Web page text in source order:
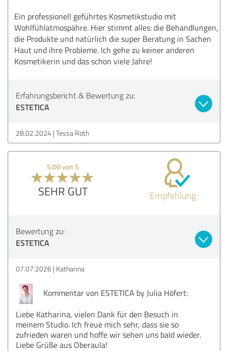
Ein professionell geführtes Kosmetikstudio mit
Wohlfühlatmospähre. Hier stimmt alles: die Behandlungen,
die Produkte und natürlich die super Beratung in Sachen
Haut und ihre Probleme. Ich gehe zu keiner anderen
Kosmetikerin und das schon viele Jahre!
Erfahrungsbericht & Bewertung zu:
ESTETICA
28.02.2024 Tessa Roth
5,00 von 5
SEHR GUT Empfehlung
Bewertung zu:
ESTETICA
07.07.2026 Katharina
Kommentar von ESTETICA by Julia Höfert:
Liebe Katharina, vielen Dank für den Besuch in
meinem Studio. Ich freue mich sehr, dass sie so
zufrieden waren und hoffe wir sehen uns bald wieder.
Liebe Grüße aus Oberaula!